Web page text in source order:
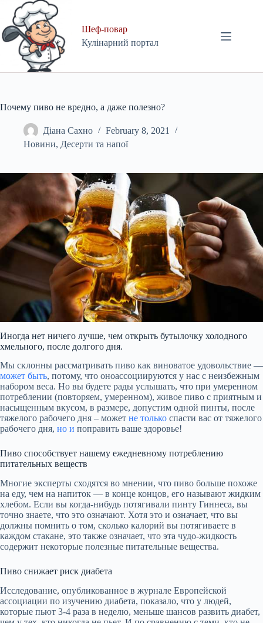
content
Шеф-повар
Кулінарний портал
Почему пиво не вредно, а даже полезно?
Діана Сахно
February 8, 2021
Новини, Десерти та напої
Иногда нет ничего лучше, чем открыть бутылочку холодного
хмельного, после долгого дня.
Мы склонны рассматривать пиво как виноватое удовольствие —
может быть, потому, что оноассоциируются у нас с неизбежным
набором веса. Но вы будете рады услышать, что при умеренном
потреблении (повторяем, умеренном), живое пиво с приятным и
насыщенным вкусом, в размере, допустим одной пинты, после
тяжелого рабочего дня – может не только спасти вас от тяжелого
рабочего дня, но и поправить ваше здоровье!
Пиво способствует нашему ежедневному потреблению
питательных веществ
Многие эксперты сходятся во мнении, что пиво больше похоже
на еду, чем на напиток — в конце концов, его называют жидким
хлебом. Если вы когда-нибудь потягивали пинту Гиннеса, вы
точно знаете, что это означают. Хотя это и означает, что вы
должны помнить о том, сколько калорий вы потягиваете в
каждом стакане, это также означает, что эта чудо-жидкость
содержит некоторые полезные питательные вещества.
Пиво снижает риск диабета
Исследование, опубликованное в журнале Европейской
ассоциации по изучению диабета, показало, что у людей,
которые пьют 3-4 раза в неделю, меньше шансов развить диабет,